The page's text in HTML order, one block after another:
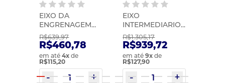
EIXO DA
ENGRENAGEM
DA RE
VT2214/2514 |
KACMAZLAR |
20366756KS
R$639,97
R$460,78
em até4x de
R$115,20
EIXO
INTERMEDIARIO |
ZF | 0091203026
R$1.305,17
R$939,72
em até9x de
R$127,90